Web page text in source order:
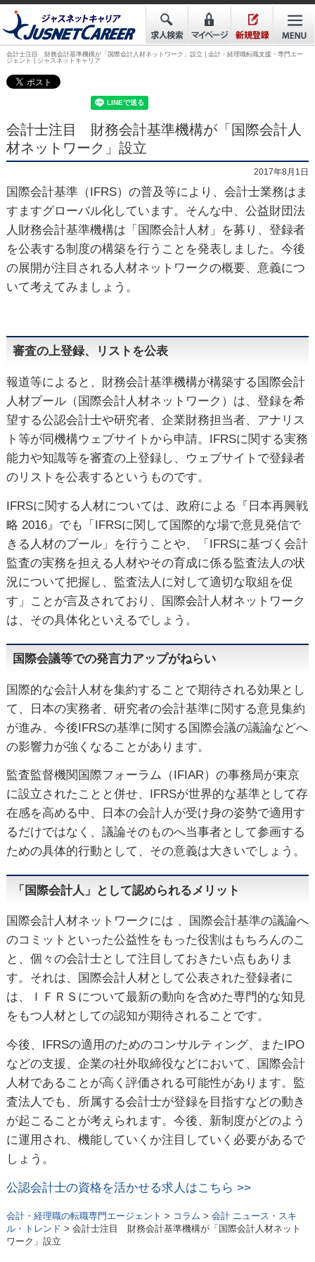
会計士注目 財務会計基準機構が「国際会計人材ネットワーク」設立 | 会計・経理職転職支援・専門エー
ジェント | ジャスネットキャリア
会計士注目 財務会計基準機構が「国際会計人
材ネットワーク」設立
2017年8月1日
国際会計基準（IFRS）の普及等により、会計士業務はま
すますグローバル化しています。そんな中、公益財団法
人財務会計基準機構は「国際会計人材」を募り、登録者
を公表する制度の構築を行うことを発表しました。今後
の展開が注目される人材ネットワークの概要、意義につ
いて考えてみましょう。
審査の上登録、リストを公表
報道等によると、財務会計基準機構が構築する国際会計
人材プール（国際会計人材ネットワーク）は、登録を希
望する公認会計士や研究者、企業財務担当者、アナリス
ト等が同機構ウェブサイトから申請。IFRSに関する実務
能力や知識等を審査の上登録し、ウェブサイトで登録者
のリストを公表するというものです。
IFRSに関する人材については、政府による『日本再興戦
略 2016』でも「IFRSに関して国際的な場で意見発信で
きる人材のプール」を行うことや、「IFRSに基づく会計
監査の実務を担える人材やその育成に係る監査法人の状
況について把握し、監査法人に対して適切な取組を促
す」ことが言及されており、国際会計人材ネットワーク
は、その具体化といえるでしょう。
国際会議等での発言力アップがねらい
国際的な会計人材を集約することで期待される効果とし
て、日本の実務者、研究者の会計基準に関する意見集約
が進み、今後IFRSの基準に関する国際会議の議論などへ
の影響力が強くなることがあります。
監査監督機関国際フォーラム（IFIAR）の事務局が東京
に設立されたことと併せ、IFRSが世界的な基準として存
在感を高める中、日本の会計人が受け身の姿勢で適用す
るだけではなく、議論そのものへ当事者として参画する
ための具体的行動として、その意義は大きいでしょう。
「国際会計人」として認められるメリット
国際会計人材ネットワークには 、国際会計基準の議論へ
のコミットといった公益性をもった役割はもちろんのこ
と、個々の会計士として注目しておきたい点もありま
す。それは、国際会計人材として公表された登録者に
は、ＩＦＲＳについて最新の動向を含めた専門的な知見
をもつ人材としての認知が期待されることです。
今後、IFRSの適用のためのコンサルティング、またIPO
などの支援、企業の社外取締役などにおいて、国際会計
人材であることが高く評価される可能性があります。監
査法人でも、所属する会計士が登録を目指すなどの動き
が起こることが考えられます。今後、新制度がどのよう
に運用され、機能していくか注目していく必要があるで
しょう。
公認会計士の資格を活かせる求人はこちら >>
会計・経理職の転職専門エージェント > コラム > 会計 ニュース・スキ
ル・トレンド > 会計士注目 財務会計基準機構が「国際会計人材ネット
ワーク」設立